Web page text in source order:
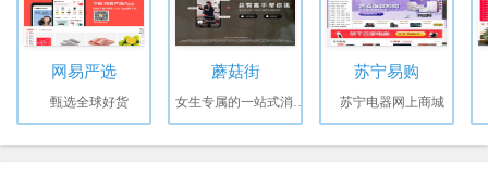
网易严选
甄选全球好货
蘑菇街 苏宁易购
苏宁电器网上商城